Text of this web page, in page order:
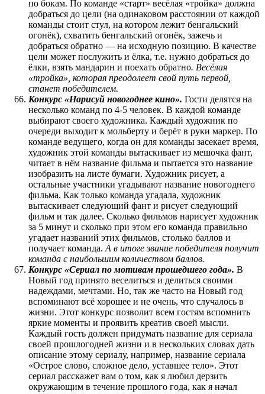
по бокам. По команде «старт» весёлая «тройка» должна
добраться до цели (на одинаковом расстоянии от каждой
команды стоит стул, на котором лежит бенгальский
огонёк), схватить бенгальский огонёк, зажечь и
добраться обратно — на исходную позицию. В качестве
цели может послужить и ёлка, т.е. нужно добраться до
ёлки, взять мандарин и поехать обратно. Весёлая
«тройка», которая преодолеет свой путь первой,
станет победителем.
Конкурс «Нарисуй новогоднее кино». Гости делятся на
несколько команд по 4-5 человек. В каждой команде
выбирают своего художника. Каждый художник по
очереди выходит к мольберту и берёт в руки маркер. По
команде ведущего, когда он для команды засекает время,
художник этой команды вытаскивает из мешочка фант,
читает в нём название фильма и пытается это название
изобразить на листе бумаги. Художник рисует, а
остальные участники угадывают название новогоднего
фильма. Как только команда угадала, художник
вытаскивает следующий фант и рисует следующий
фильм и так далее. Сколько фильмов нарисует художник
за 5 минут и сколько при этом его команда правильно
угадает названий этих фильмов, столько баллов и
получает команда. А в итоге звание победителя получит
команда с наибольшим количеством баллов.
Конкурс «Сериал по мотивам прошедшего года». В
Новый год принято веселиться и делиться своими
надеждами, мечтами. Но, так же часто на Новый год
вспоминают всё хорошее и не очень, что случалось в
жизни. Этот конкурс позволит всем гостям вспомнить
яркие моменты и проявить креатив своей мысли.
Каждый гость должен придумать название для сериала
своей прошлогодней жизни и в нескольких словах дать
описание этому сериалу, например, название сериала
«Острое слово, сложное дело, уставшее тело». Этот
сериал расскажет вам о том, как я любил дерзить
окружающим в течение прошлого года, как я начал